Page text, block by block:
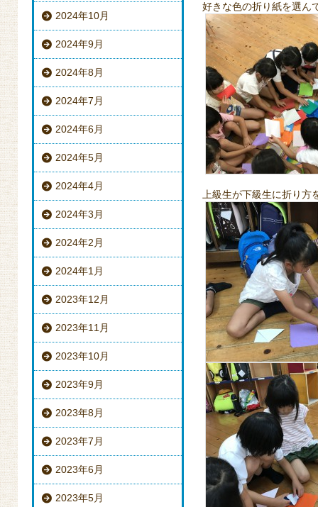
2024年10月
2024年9月
2024年8月
2024年7月
2024年6月
2024年5月
2024年4月
2024年3月
2024年2月
2024年1月
2023年12月
2023年11月
2023年10月
2023年9月
2023年8月
2023年7月
2023年6月
2023年5月
好きな色の折り紙を選ん
上級生が下級生に折り方